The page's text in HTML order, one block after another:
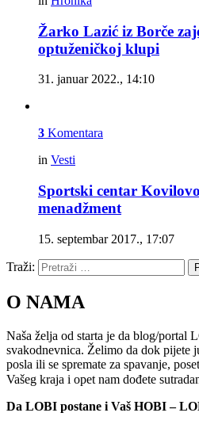
Žarko Lazić iz Borče
optuženičkoj klupi
31. januar 2022., 14:10
3 Komentara
in Vesti
Sportski centar
menadžment
15. septembar 2017., 17:07
Traži:
O NAMA
Naša želja od starta je da blog/portal
svakodnevnica. Želimo da dok pijete
posla ili se spremate za spavanje,
Vašeg kraja i opet nam dođete
Da LOBI postane i Vaš HOBI –